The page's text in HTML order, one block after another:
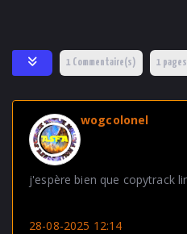
Bas de page1 Commentaire(s) 1 pages
wogcolonel
j'espère bien que copytrack
28-08-2025 12:14